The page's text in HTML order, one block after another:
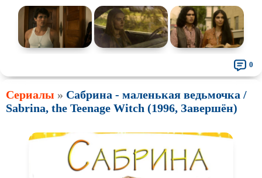
0
Сериалы » Сабрина - маленькая ведьмочка /
Sabrina, the Teenage Witch (1996, Завершён)